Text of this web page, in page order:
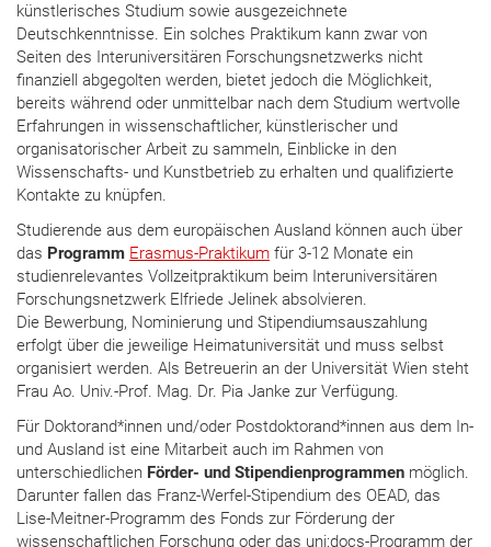
künstlerisches Studium sowie ausgezeichnete
Deutschkenntnisse. Ein solches Praktikum kann zwar von
Seiten des Interuniversitären Forschungsnetzwerks nicht
finanziell abgegolten werden, bietet jedoch die Möglichkeit,
bereits während oder unmittelbar nach dem Studium wertvolle
Erfahrungen in wissenschaftlicher, künstlerischer und
organisatorischer Arbeit zu sammeln, Einblicke in den
Wissenschafts- und Kunstbetrieb zu erhalten und qualifizierte
Kontakte zu knüpfen.
Studierende aus dem europäischen Ausland können auch über
das Programm Erasmus-Praktikum für 3-12 Monate ein
studienrelevantes Vollzeitpraktikum beim Interuniversitären
Forschungsnetzwerk Elfriede Jelinek absolvieren.
Die Bewerbung, Nominierung und Stipendiumsauszahlung
erfolgt über die jeweilige Heimatuniversität und muss selbst
organisiert werden. Als Betreuerin an der Universität Wien steht
Frau Ao. Univ.-Prof. Mag. Dr. Pia Janke zur Verfügung.
Für Doktorand*innen und/oder Postdoktorand*innen aus dem In-
und Ausland ist eine Mitarbeit auch im Rahmen von
unterschiedlichen Förder- und Stipendienprogrammen möglich.
Darunter fallen das Franz-Werfel-Stipendium des OEAD, das
Lise-Meitner-Programm des Fonds zur Förderung der
wissenschaftlichen Forschung oder das uni:docs-Programm der